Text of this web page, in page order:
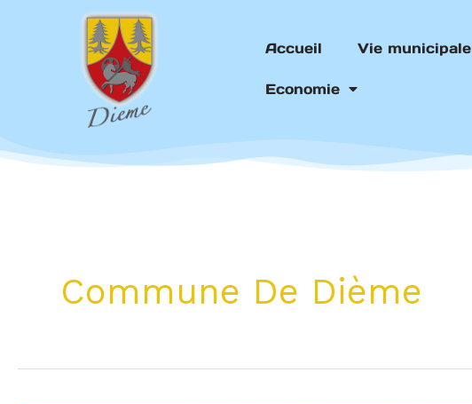
Accueil Vie municipale
Economie
Commune De Dième